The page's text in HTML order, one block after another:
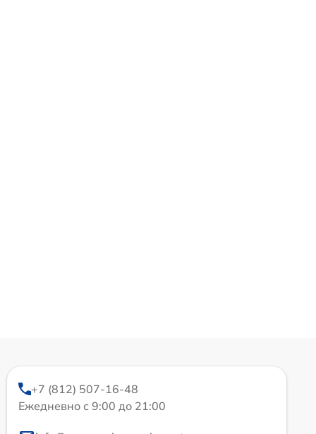
+7 (812) 507-16-48
Ежедневно с 9:00 до 21:00